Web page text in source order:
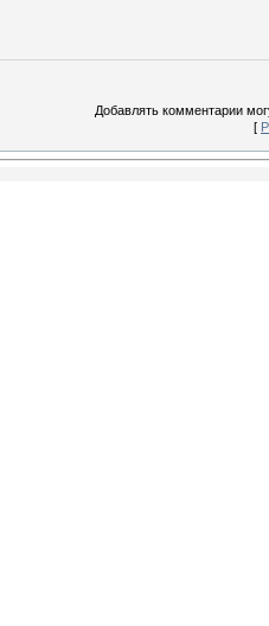
Добавлять комментарии
[